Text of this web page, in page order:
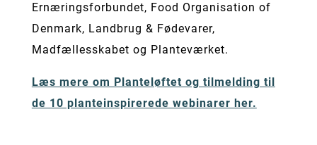
Ernæringsforbundet, Food Organisation of
Denmark, Landbrug & Fødevarer,
Madfællesskabet og Planteværket.
Læs mere om Planteløftet og tilmelding til
de 10 planteinspirerede webinarer her.